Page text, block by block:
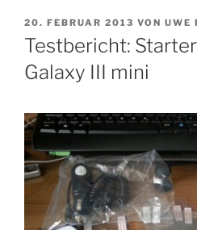
VERÖFFENTLICHT
AM
20. FEBRUAR 2013 VON UWE
Testbericht:
Galaxy III mini